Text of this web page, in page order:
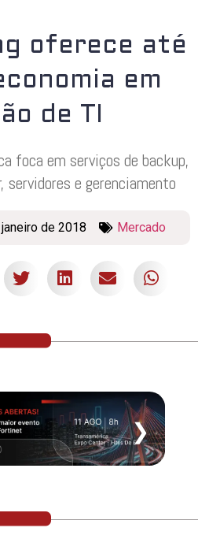
oferece até
em
de TI
foca em serviços de backup,
servidores e gerenciamento
de 2018 Mercado
❯